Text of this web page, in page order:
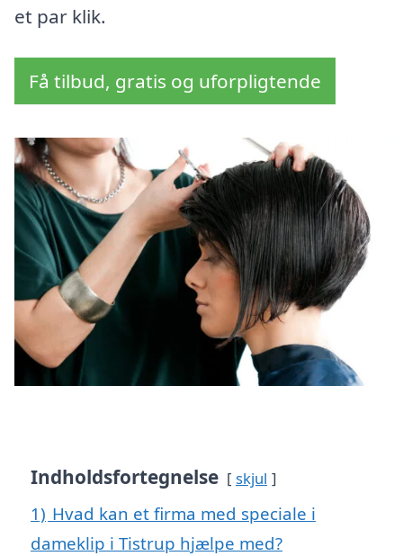
et par klik.
Få tilbud, gratis og uforpligtende
Indholdsfortegnelse skjul
1) Hvad kan et firma med speciale i
dameklip i Tistrup hjælpe med?